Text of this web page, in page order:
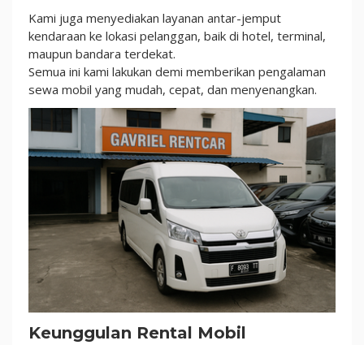
Kami juga menyediakan layanan antar-jemput
kendaraan ke lokasi pelanggan, baik di hotel, terminal,
maupun bandara terdekat.
Semua ini kami lakukan demi memberikan pengalaman
sewa mobil yang mudah, cepat, dan menyenangkan.
Keunggulan Rental Mobil